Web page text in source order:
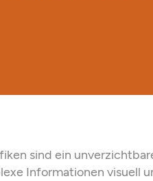
sind ein
Informationen visuell